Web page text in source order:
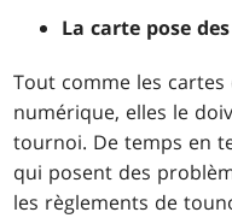
La carte pose
Tout comme les
numérique, elles le
tournoi. De temps en
qui posent des
les règlements de